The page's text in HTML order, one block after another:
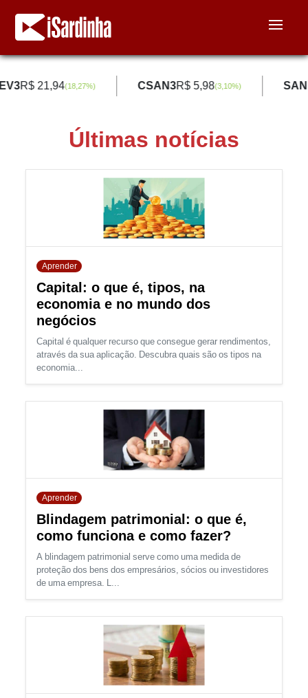
R$ 21,94(18,27%) CSAN3R$ 5,98(3,10%)
Últimas notícias
Aprender
Capital: o que é, tipos, na
economia e no mundo dos
negócios
Capital é qualquer recurso que consegue gerar rendimentos,
através da sua aplicação. Descubra quais são os tipos na
economia...
Aprender
Blindagem patrimonial: o que é,
como funciona e como fazer?
A blindagem patrimonial serve como uma medida de
proteção dos bens dos empresários, sócios ou investidores
de uma empresa. L...